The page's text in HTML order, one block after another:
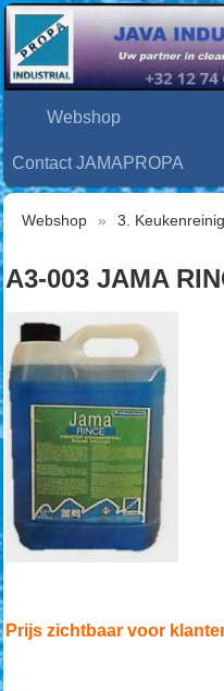
Webshop
Contact JAMAPROPA
Webshop » 3.
A3-003 JAMA
Prijs zichtbaar voor